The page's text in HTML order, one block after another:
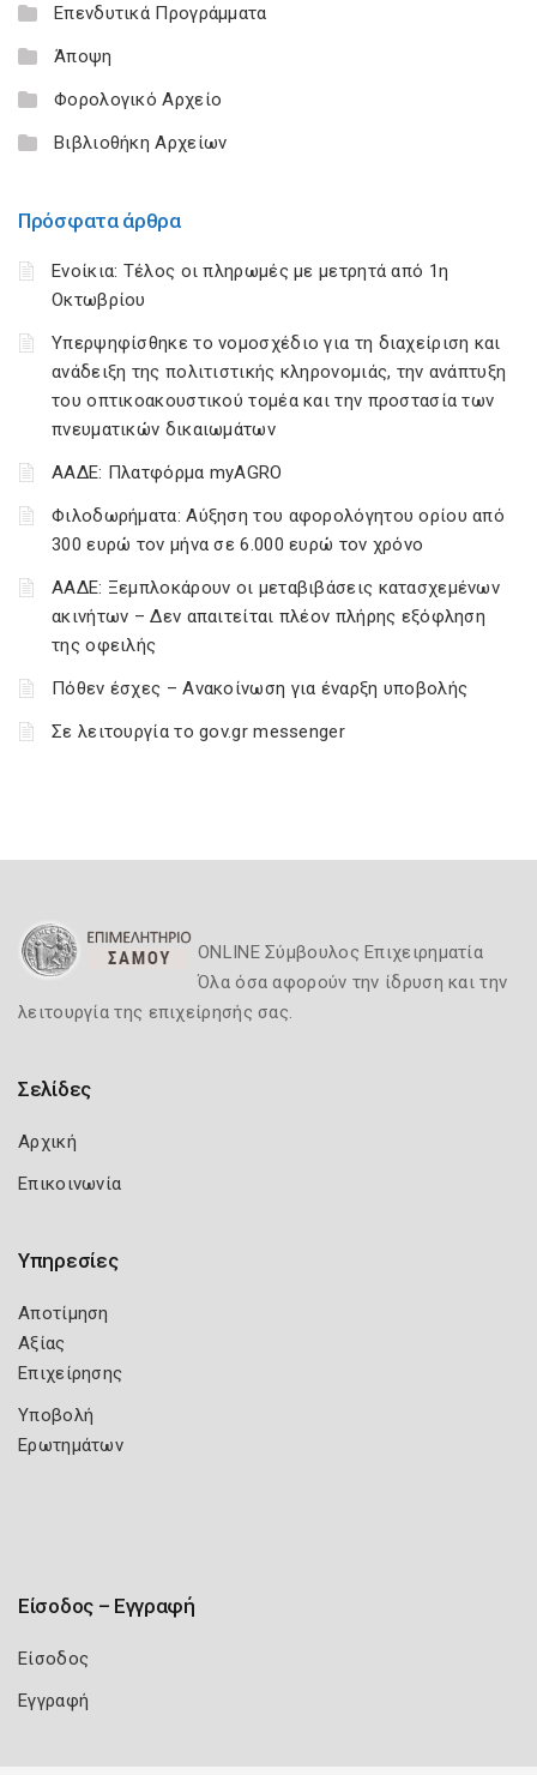
Επενδυτικά Προγράμματα
Άποψη
Φορολογικό Αρχείο
Βιβλιοθήκη Αρχείων
Πρόσφατα άρθρα
Ενοίκια: Τέλος οι πληρωμές με μετρητά από 1η
Οκτωβρίου
Υπερψηφίσθηκε το νομοσχέδιο για τη διαχείριση και
ανάδειξη της πολιτιστικής κληρονομιάς, την ανάπτυξη
του οπτικοακουστικού τομέα και την προστασία των
πνευματικών δικαιωμάτων
ΑΑΔΕ: Πλατφόρμα myAGRO
Φιλοδωρήματα: Αύξηση του αφορολόγητου ορίου από
300 ευρώ τον μήνα σε 6.000 ευρώ τον χρόνο
ΑΑΔΕ: Ξεμπλοκάρουν οι μεταβιβάσεις κατασχεμένων
ακινήτων – Δεν απαιτείται πλέον πλήρης εξόφληση
της οφειλής
Πόθεν έσχες – Ανακοίνωση για έναρξη υποβολής
Σε λειτουργία το gov.gr messenger
ONLINE Σύμβουλος Επιχειρηματία
Όλα όσα αφορούν την ίδρυση και την
λειτουργία της επιχείρησής σας.
Σελίδες
Αρχική
Επικοινωνία
Υπηρεσίες
Αποτίμηση
Αξίας
Επιχείρησης
Υποβολή
Ερωτημάτων
Είσοδος – Εγγραφή
Είσοδος
Εγγραφή